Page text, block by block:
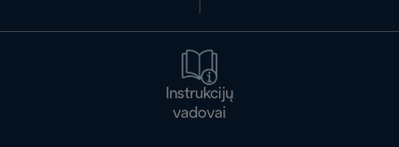
Instrukcijų
vadovai